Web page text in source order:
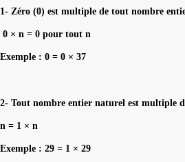
1- Zéro (0) est multiple de tout nombre
0 × n = 0 pour tout n
Exemple : 0 = 0 × 37
2- Tout nombre entier naturel est multiple
n = 1 × n
Exemple : 29 = 1 × 29